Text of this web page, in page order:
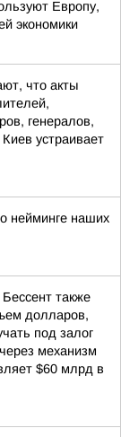
Европу,
экономики
что акты
генералов,
устраивает
нейминге наших
также
долларов,
под залог
механизм
$60 млрд в